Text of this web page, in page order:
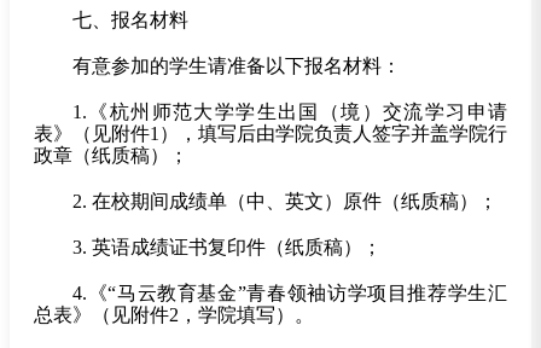
七、报名材料
有意参加的学生请准备以下报名材料：
1. 《杭州师范大学学生出国（境）交流学习申请
表》（见附件1），填写后由学院负责人签字并盖学院行
政章（纸质稿）；
2. 在校期间成绩单（中、英文）原件（纸质稿）；
3. 英语成绩证书复印件（纸质稿）；
4. 《“马云教育基金”青春领袖访学项目推荐学生汇
总表》（见附件2，学院填写）。